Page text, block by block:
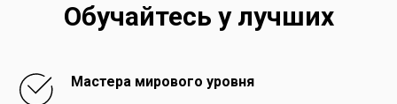
Обучайтесь у лучших
Мастера мирового уровня